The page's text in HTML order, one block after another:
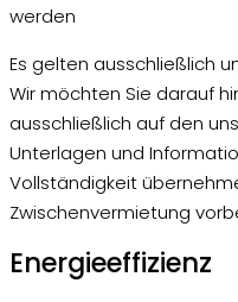
werden
Es gelten ausschließlich
Wir möchten Sie darauf
ausschließlich auf den
Unterlagen und
Vollständigkeit
Zwischenvermietung
Energieeffizienz